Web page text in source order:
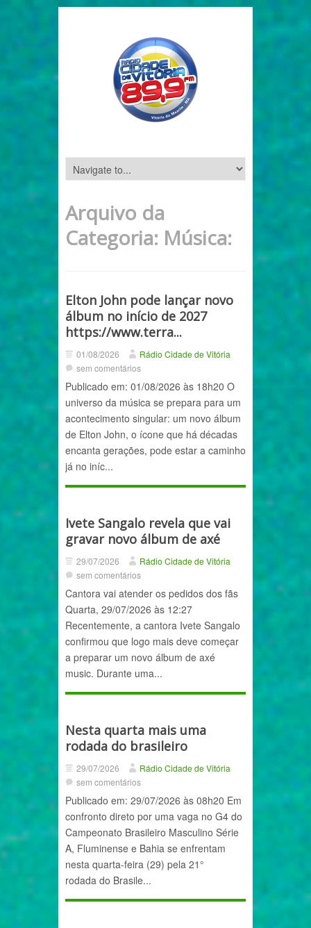
Arquivo da
Categoria: Música:
Elton John pode lançar novo
álbum no início de 2027
https://www.terra...
01/08/2026
Rádio Cidade de Vitória
sem comentários
Publicado em: 01/08/2026 às 18h20 O
universo da música se prepara para um
acontecimento singular: um novo álbum
de Elton John, o ícone que há décadas
encanta gerações, pode estar a caminho
já no iníc...
Ivete Sangalo revela que vai
gravar novo álbum de axé
29/07/2026
Rádio Cidade de Vitória
sem comentários
Cantora vai atender os pedidos dos fãs
Quarta, 29/07/2026 às 12:27
Recentemente, a cantora Ivete Sangalo
confirmou que logo mais deve começar
a preparar um novo álbum de axé
music. Durante uma...
Nesta quarta mais uma
rodada do brasileiro
29/07/2026
Rádio Cidade de Vitória
sem comentários
Publicado em: 29/07/2026 às 08h20 Em
confronto direto por uma vaga no G4 do
Campeonato Brasileiro Masculino Série
A, Fluminense e Bahia se enfrentam
nesta quarta-feira (29) pela 21°
rodada do Brasile...